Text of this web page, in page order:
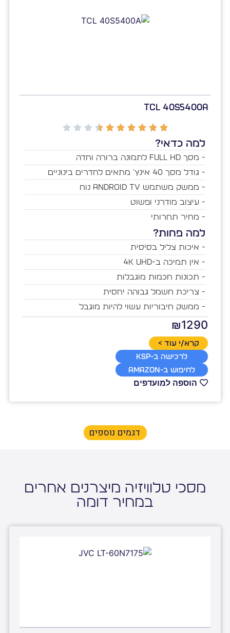
TCL 40S5400A
למה כדאי?
- מסך Full HD לתמונה ברורה וחדה
- גודל מסך 40 אינץ' מתאים לחדרים בינוניים
- ממשק משתמש Android TV נוח
- עיצוב מודרני ופשוט
- מחיר תחרותי
למה פחות?
- איכות צליל בסיסית
- אין תמיכה ב-4K UHD
- תכונות חכמות מוגבלות
- צריכת חשמל גבוהה יחסית
- ממשק חיבוריות עשוי להיות מוגבל
₪1290
לחיפוש ב-Amazon
לרכישה ב-KSP
קרא/י עוד >
הוספה למועדפים
דגמים נוספים
מסכי טלוויזיה מיצרנים אחרים
במחיר דומה